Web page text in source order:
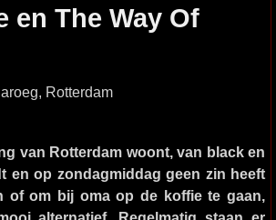
en The Way Of
Rotterdam
van Rotterdam woont, van black en
en op zondagmiddag geen zin heeft
of om bij oma op de koffie te gaan,